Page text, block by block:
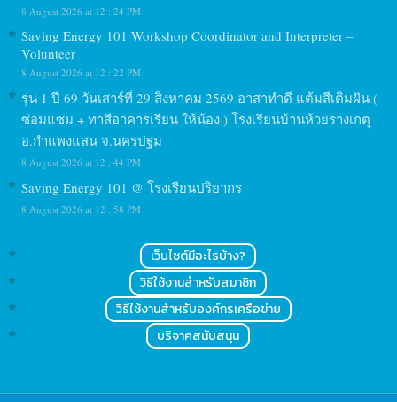
8 August 2026 at 12 : 24 PM
Saving Energy 101 Workshop Coordinator and Interpreter –
Volunteer
8 August 2026 at 12 : 22 PM
รุ่น 1 ปี 69 วันเสาร์ที่ 29 สิงหาคม 2569 อาสาทำดี แต้มสีเติมฝัน (
ซ่อมแซม + ทาสีอาคารเรียน ให้น้อง ) โรงเรียนบ้านห้วยรางเกตุ
อ.กำแพงแสน จ.นครปฐม
8 August 2026 at 12 : 44 PM
Saving Energy 101 @ โรงเรียนปริยากร
8 August 2026 at 12 : 58 PM
เว็บไซต์มีอะไรบ้าง?
วิธีใช้งานสำหรับสมาชิก
วิธีใช้งานสำหรับองค์กรเครือข่าย
บริจาคสนับสนุน